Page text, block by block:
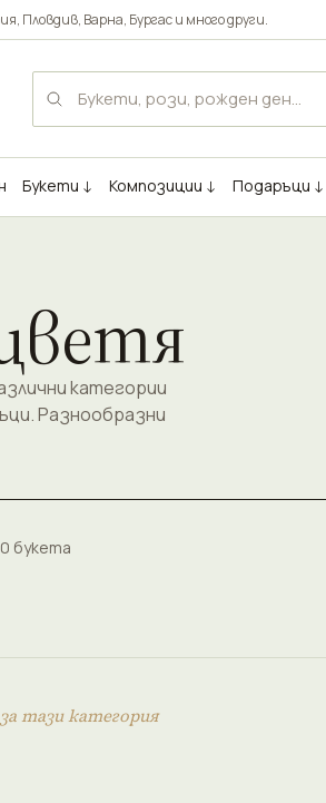
, Пловдив, Варна, Бургаси много други.
Букети ↓ Композиции ↓ Подаръци ↓
категории
Разнообразни
0 букета
за тази категория